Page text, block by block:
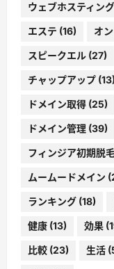
ウェブホスティング
エステ (16) オ
スピークエル (27)
チャップアップ (13)
ドメイン取得 (25)
ドメイン管理 (39)
フィンジア初期脱
ムームードメイン
ランキング (18)
健康 (13) 効果
比較 (23) 生活